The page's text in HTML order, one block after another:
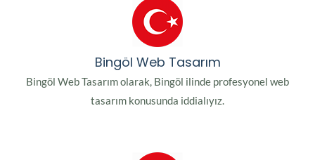
Bingöl Web Tasarım
Bingöl Web Tasarım olarak, Bingöl ilinde profesyonel web
tasarım konusunda iddialıyız.